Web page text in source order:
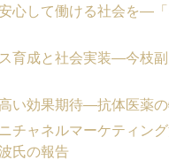
心して働ける社会を―
育成と社会実装―今枝
い効果期待―抗体医薬
チャネルマーケティ
氏の報告